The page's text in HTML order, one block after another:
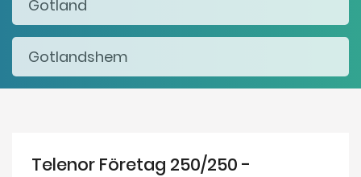
Telenor Företag 250/250 -